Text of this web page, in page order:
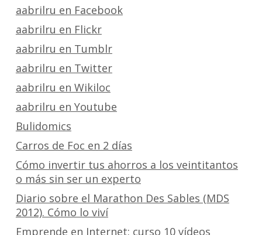
aabrilru en Facebook
aabrilru en Flickr
aabrilru en Tumblr
aabrilru en Twitter
aabrilru en Wikiloc
aabrilru en Youtube
Bulidomics
Carros de Foc en 2 días
Cómo invertir tus ahorros a los veintitantos
o más sin ser un experto
Diario sobre el Marathon Des Sables (MDS
2012). Cómo lo viví
Emprende en Internet: curso 10 vídeos